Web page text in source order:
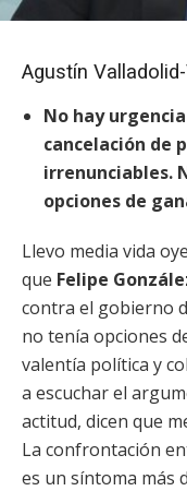
Agustín
No hay
cancelación de
irrenunciables.
opciones de
Llevo media vida
que Felipe
contra el gobierno
no tenía opciones
valentía política y
a escuchar el
actitud, dicen que
La confrontación
es un síntoma más